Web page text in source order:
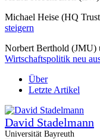
Michael Heise (HQ
steigern
Norbert Berthold (JMU)
Wirtschaftspolitik neu
Über
Letzte Artikel
David Stadelmann
Universität Bayreuth